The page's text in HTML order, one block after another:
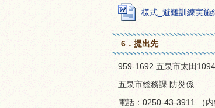
様式_避難訓練実施
6．提出先
959-1692 五泉市太田
五泉市総務課 防災係
電話：0250-43-3911 （内